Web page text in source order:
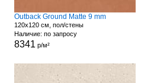
Outback Ground Matte 9 mm
120x120 см, пол/стены
Наличие: по запросу
8341 р/м²